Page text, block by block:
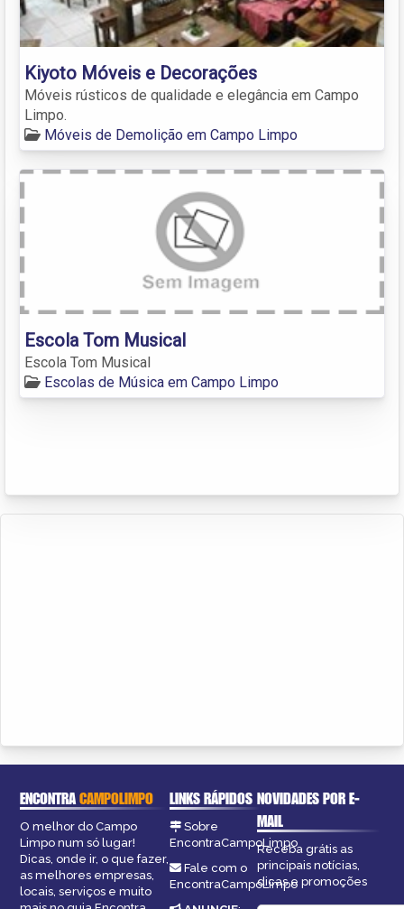
Kiyoto Móveis e Decorações
Móveis rústicos de qualidade e elegância em Campo
Limpo.
Móveis de Demolição em Campo Limpo
Escola Tom Musical
Escola Tom Musical
Escolas de Música em Campo Limpo
ENCONTRACAMPOLIMPO
O melhor do Campo
Limpo num só lugar!
Dicas, onde ir, o que fazer,
as melhores empresas,
locais, serviços e muito
LINKS RÁPIDOS
Sobre
EncontraCampoLimpo
Fale com o
EncontraCampoLimpo
NOVIDADES POR E-
MAIL
Receba grátis as
principais notícias,
dicas e promoções